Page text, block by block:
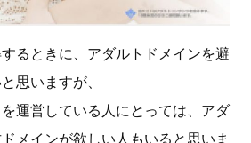
るときに、アダルトドメインを避
思いますが、
運営している人にとっては、アダ
メインが欲しい人もいると思いま